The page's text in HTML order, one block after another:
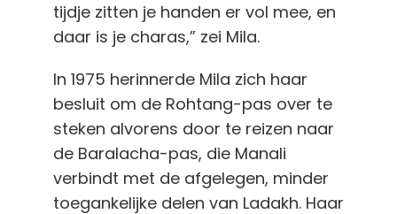
tijdje zitten je handen er vol mee, en
daar is je charas,” zei Mila.
In 1975 herinnerde Mila zich haar
besluit om de Rohtang-pas over te
steken alvorens door te reizen naar
de Baralacha-pas, die Manali
verbindt met de afgelegen, minder
toegankelijke delen van Ladakh. Haar